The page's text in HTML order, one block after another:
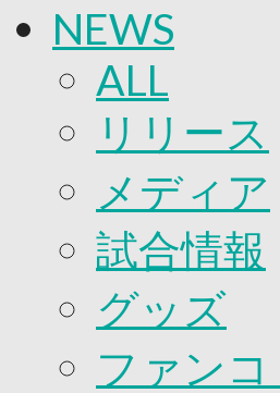
2026/27
練習見学時のファンサ
奈良クラブ明治安田
奈良クラブ明治安田Ｊ
観戦ルール＆マナー
FANCOMMUNITY
2026/27ファンコミュニ
サポートショップ
オフィシャルストア（
オンラインストア
ACADEMY
アカデミーについて
プロジェクト
コーチ&スタッフ
ジュニア
NEWS
ALL
リリース
メディア
試合情報
グッズ
ファン